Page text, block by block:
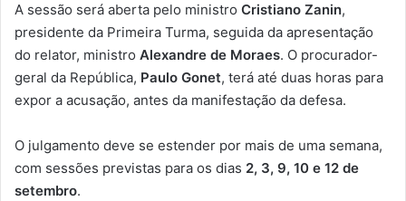
A sessão será aberta pelo ministro Cristiano Zanin,
presidente da Primeira Turma, seguida da apresentação
do relator, ministro Alexandre de Moraes. O procurador-
geral da República, Paulo Gonet, terá até duas horas para
expor a acusação, antes da manifestação da defesa.
O julgamento deve se estender por mais de uma semana,
com sessões previstas para os dias 2, 3, 9, 10 e 12 de
setembro.